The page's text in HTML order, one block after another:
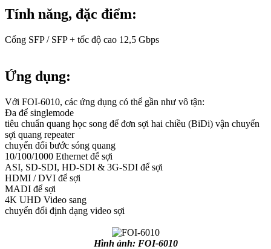
Tính năng, đặc điểm:
Cổng SFP / SFP + tốc độ cao 12,5 Gbps
Ứng dụng:
Với FOI-6010, các ứng dụng có thể gần như vô tận:
Đa để singlemode
tiêu chuẩn quang học song để đơn sợi hai chiều (BiDi) vận chuyển
sợi quang repeater
chuyển đổi bước sóng quang
10/100/1000 Ethernet để sợi
ASI, SD-SDI, HD-SDI & 3G-SDI để sợi
HDMI / DVI để sợi
MADI để sợi
4K UHD Video sang
chuyển đổi định dạng video sợi
Hình ảnh: FOI-6010